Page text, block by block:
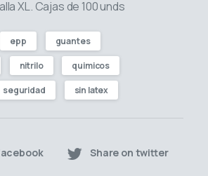
XL. Cajas de 100 unds
epp guantes
nitrilo quimicos
seguridad sin latex
Share on twitter